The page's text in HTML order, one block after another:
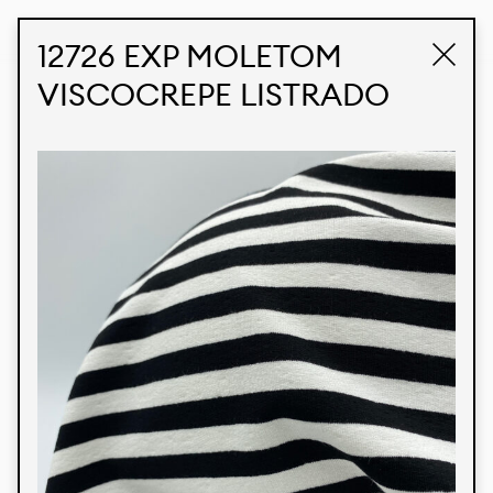
12726 EXP MOLETOM
VISCOCREPE LISTRADO
Produtos
Temos orgulho de expressar nossa identidade
brasileira por meio de nossos tecidos e estampas
personalizadas, trabalhando em colaboração
com nossos clientes e dando vida aos seus
conceitos e criações. Nossa extensa linha de
produtos tem opções para diferentes mercados.
Oferecemos também tecidos ecológicos e
tecnológicos que podem ser acabados em
qualquer cor sólida ou impressão digital.
Cores